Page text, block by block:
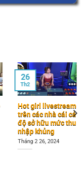
Hot girl livestream
trên các nhà cái cá
độ sở hữu mức thu
nhập khủng
Tháng 2 26, 2024
26
Th2